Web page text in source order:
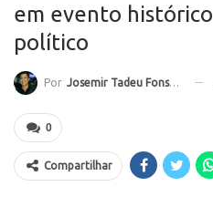
em evento
político
Por Josemir Tadeu Fonseca
0
Compartilhar